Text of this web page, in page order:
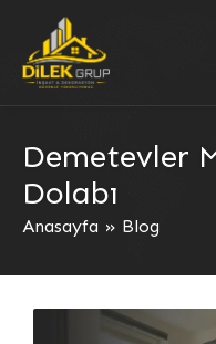
Demetevler
Dolabı
Anasayfa » Blog